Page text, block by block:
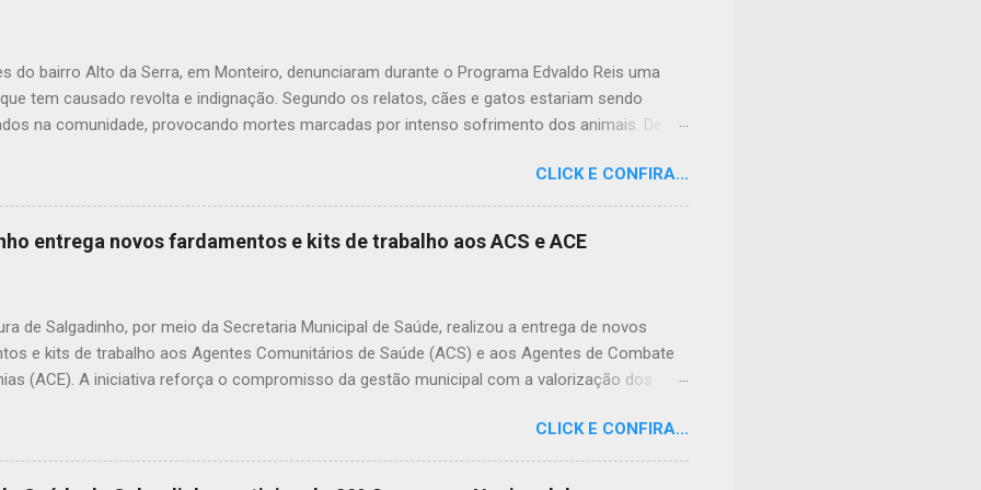
do bairro Alto da Serra, em Monteiro, denunciaram durante o Programa Edvaldo Reis uma
tem causado revolta e indignação. Segundo os relatos, cães e gatos estariam sendo
na comunidade, provocando mortes marcadas por intenso sofrimento dos animais. De
na última quarta-feira (22), um cachorro morreu exatamente em frente à sua residência, em
que comoveu vizinhos e evidenciou a gravidade da situação. Além da dor causada aos
animais, o envenenamento representa um risco para toda a comunidade, podendo atingir
e até crianças que, porventura, tenham contato com substâncias tóxicas deixadas em
anos, além de mult...
CLICK E CONFIRA...
entrega novos fardamentos e kits de trabalho aos ACS e ACE
de Salgadinho, por meio da Secretaria Municipal de Saúde, realizou a entrega de novos
e kits de trabalho aos Agentes Comunitários de Saúde (ACS) e aos Agentes de Combate
(ACE). A iniciativa reforça o compromisso da gestão municipal com a valorização dos
das famílias em todas as comunidades do município. Os kits foram preparados para
mais organização, identificação e melhores condições de trabalho, contribuindo para o
das ações desenvolvidas diariamente pelos agentes. Durante a entrega, o prefeito Erivan
CLICK E CONFIRA...